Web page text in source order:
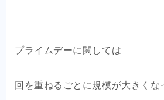
プライムデーに関しては
回を重ねるごとに規模が大きくな